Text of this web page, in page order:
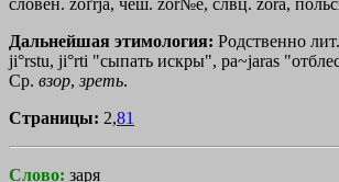
словен. zoґrja, чеш. zоr№е, слвц. zоrа,
Дальнейшая этимология: Родственно
јi°rstu, јi°rti "сыпать искры", ра~јаrаs
Ср. взор, зреть.
Страницы: 2,81
Слово: заря